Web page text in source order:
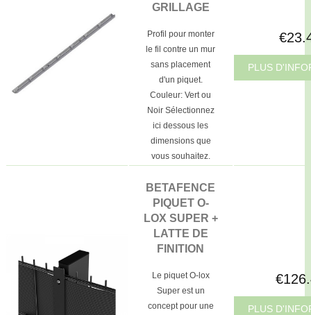
GRILLAGE
Profil pour monter
le fil contre un mur
sans placement
d'un piquet.
Couleur: Vert ou
Noir Sélectionnez
ici dessous les
dimensions que
vous souhaitez.
PLUS
BETAFENCE
PIQUET O-
LOX SUPER +
LATTE DE
FINITION
Le piquet O-lox
Super est un
concept pour une
PLUS